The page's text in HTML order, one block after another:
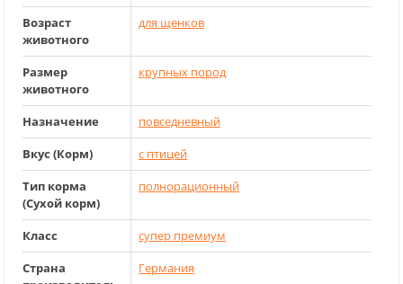
Возраст
животного
для щенков
Размер
животного
крупных пород
Назначение
повседневный
Вкус (Корм)
с птицей
Тип корма
(Сухой корм)
полнорационный
Класс
cупер премиум
Страна
Германия